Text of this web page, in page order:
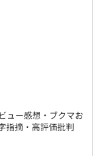
ュー感想・ブクマお
指摘・高評価批判
は 電子の触手